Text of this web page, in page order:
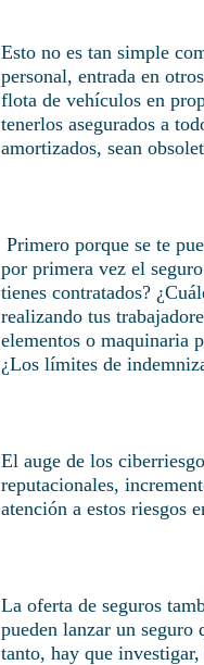
Esto no es tan simple
personal, entrada en
flota de vehículos en
tenerlos asegurados a
amortizados, sean
Primero porque se te
por primera vez el
tienes contratados?
realizando tus
elementos o maquinaria
¿Los límites de
El auge de los
reputacionales,
atención a estos riesgos
La oferta de seguros
pueden lanzar un
tanto, hay que